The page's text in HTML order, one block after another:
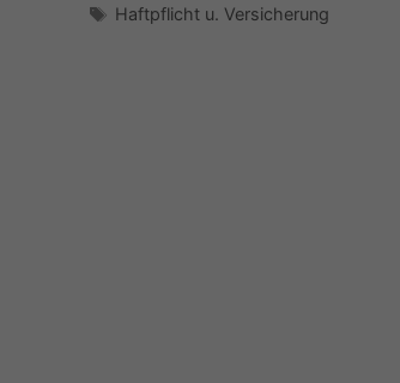
Schlagwörter
Haftpflicht u. Versicherung